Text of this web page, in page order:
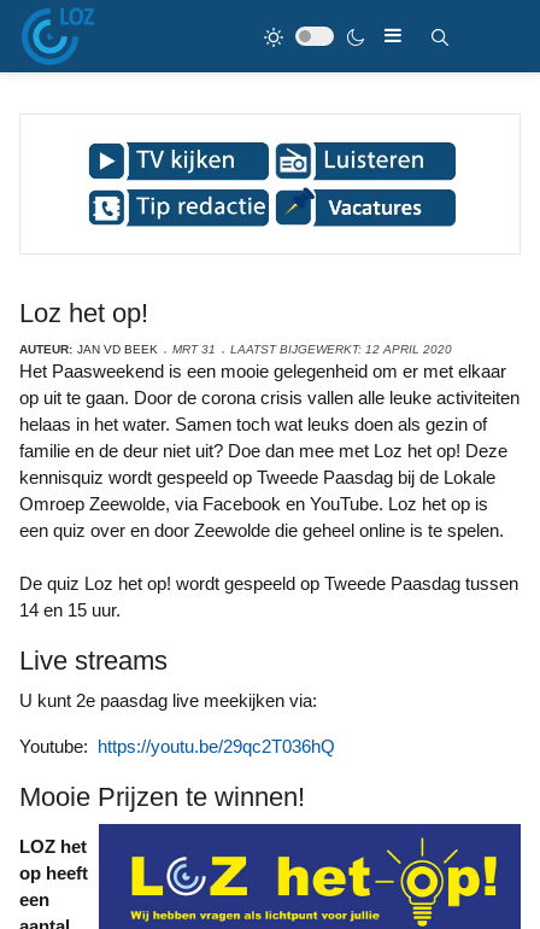
Loz het op!
AUTEUR: JAN VD BEEK MRT 31 LAATST BIJGEWERKT: 12 APRIL 2020
Het Paasweekend is een mooie gelegenheid om er met elkaar
op uit te gaan. Door de corona crisis vallen alle leuke activiteiten
helaas in het water. Samen toch wat leuks doen als gezin of
familie en de deur niet uit? Doe dan mee met Loz het op! Deze
kennisquiz wordt gespeeld op Tweede Paasdag bij de Lokale
Omroep Zeewolde, via Facebook en YouTube. Loz het op is
een quiz over en door Zeewolde die geheel online is te spelen.
De quiz Loz het op! wordt gespeeld op Tweede Paasdag tussen
14 en 15 uur.
Live streams
U kunt 2e paasdag live meekijken via:
Youtube: https://youtu.be/29qc2T036hQ
Mooie Prijzen te winnen!
LOZ het
op heeft
een